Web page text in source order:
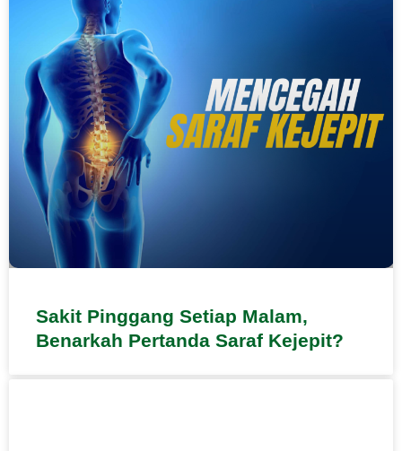
Sakit Pinggang Setiap Malam,
Benarkah Pertanda Saraf Kejepit?